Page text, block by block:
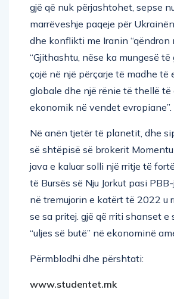
gjë që nuk përjashtohet, sepse
marrëveshje paqeje për
dhe konflikti me Iranin “qëndron
“Gjithashtu, nëse ka mungesë të
çojë në një përçarje të madhe të
globale dhe një rënie të thellë
ekonomik në vendet evropiane”.
Në anën tjetër të planetit, dhe
së shtëpisë së brokerit
java e kaluar solli një rritje të
të Bursës së Nju Jorkut pasi
në tremujorin e katërt të 2022 u
se sa pritej. gjë që rriti shanset e
“uljes së butë” në ekonominë
Përmblodhi dhe përshtati:
www.studentet.mk